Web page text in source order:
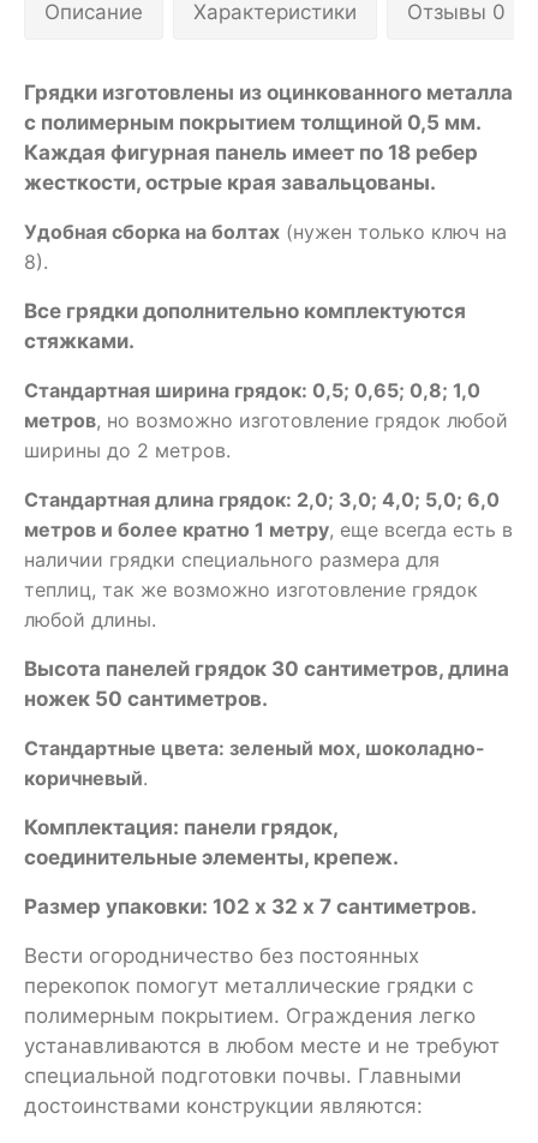
Описание Характеристики Отзывы 0
Грядки изготовлены из оцинкованного металла
с полимерным покрытием толщиной 0,5 мм.
Каждая фигурная панель имеет по 18 ребер
жесткости, острые края завальцованы.
Удобная сборка на болтах (нужен только ключ на
8).
Все грядки дополнительно комплектуются
стяжками.
Стандартная ширина грядок: 0,5; 0,65; 0,8; 1,0
метров, но возможно изготовление грядок любой
ширины до 2 метров.
Стандартная длина грядок: 2,0; 3,0; 4,0; 5,0; 6,0
метров и более кратно 1 метру, еще всегда есть в
наличии грядки специального размера для
теплиц, так же возможно изготовление грядок
любой длины.
Высота панелей грядок 30 сантиметров, длина
ножек 50 сантиметров.
Стандартные цвета: зеленый мох, шоколадно-
коричневый.
Комплектация: панели грядок,
соединительные элементы, крепеж.
Размер упаковки: 102 х 32 х 7 сантиметров.
Вести огородничество без постоянных
перекопок помогут металлические грядки с
полимерным покрытием. Ограждения легко
устанавливаются в любом месте и не требуют
специальной подготовки почвы. Главными
достоинствами конструкции являются: